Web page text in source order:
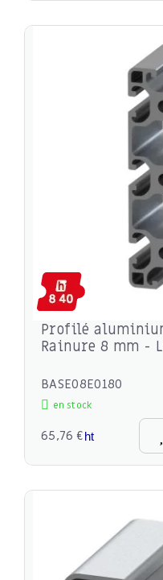
Profilé
Rainure 8 mm -
BASE08E0180
en stock
65,76 €ht